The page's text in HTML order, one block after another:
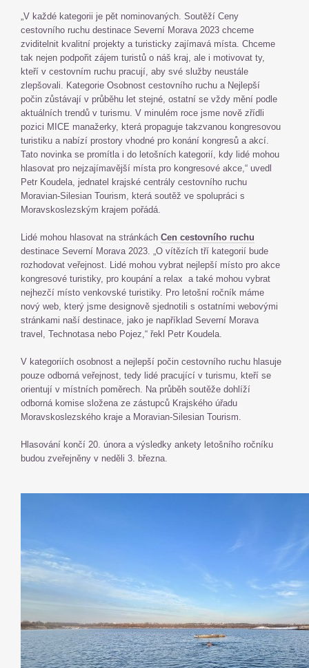
„V každé kategorii je pět nominovaných. Soutěží Ceny
cestovního ruchu destinace Severní Morava 2023 chceme
zviditelnit kvalitní projekty a turisticky zajímavá místa. Chceme
tak nejen podpořit zájem turistů o náš kraj, ale i motivovat ty,
kteří v cestovním ruchu pracují, aby své služby neustále
zlepšovali. Kategorie Osobnost cestovního ruchu a Nejlepší
počin zůstávají v průběhu let stejné, ostatní se vždy mění podle
aktuálních trendů v turismu. V minulém roce jsme nově zřídli
pozici MICE manažerky, která propaguje takzvanou kongresovou
turistiku a nabízí prostory vhodné pro konání kongresů a akcí.
Tato novinka se promítla i do letošních kategorií, kdy lidé mohou
hlasovat pro nejzajímavější místa pro kongresové akce,“ uvedl
Petr Koudela, jednatel krajské centrály cestovního ruchu
Moravian-Silesian Tourism, která soutěž ve spolupráci s
Moravskoslezským krajem pořádá.
Lidé mohou hlasovat na stránkách Cen cestovního ruchu
destinace Severní Morava 2023. „O vítězích tří kategorií bude
rozhodovat veřejnost. Lidé mohou vybrat nejlepší místo pro akce
kongresové turistiky, pro koupání a relax a také mohou vybrat
nejhezčí místo venkovské turistiky. Pro letošní ročník máme
nový web, který jsme designově sjednotili s ostatními webovými
stránkami naší destinace, jako je například Severní Morava
travel, Technotasa nebo Pojez,“ řekl Petr Koudela.
V kategoriích osobnost a nejlepší počin cestovního ruchu hlasuje
pouze odborná veřejnost, tedy lidé pracující v turismu, kteří se
orientují v místních poměrech. Na průběh soutěže dohlíží
odborná komise složena ze zástupců Krajského úřadu
Moravskoslezského kraje a Moravian-Silesian Tourism.
Hlasování končí 20. února a výsledky ankety letošního ročníku
budou zveřejněny v neděli 3. března.